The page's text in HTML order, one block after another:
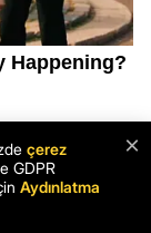
×
çerez
GDPR
Aydınlatma